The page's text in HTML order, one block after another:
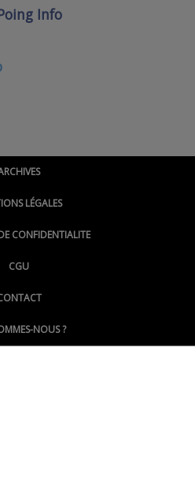
Info
LÉGALES
CONFIDENTIALITE
CGU
NOUS ?